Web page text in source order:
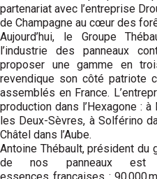
partenariat avec l’entreprise
de Champagne au cœur des
Aujourd’hui, le Groupe
l’industrie des panneaux
proposer une gamme en
revendique son côté patriote
assemblés en France.
production dans l’Hexagone :
les Deux-Sèvres, à Solférino
Châtel dans l’Aube.
Antoine Thébault, président du
de nos panneaux